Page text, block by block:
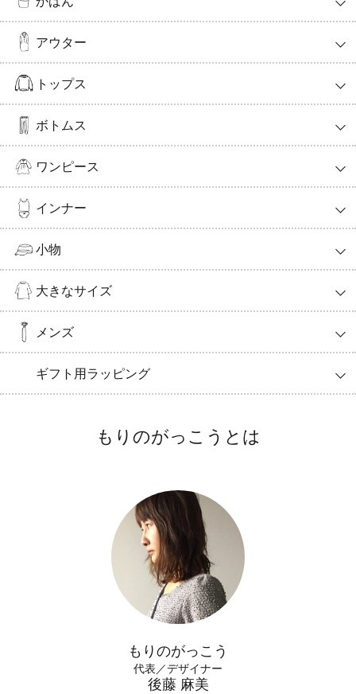
アウター
トップス
ボトムス
ワンピース
インナー
小物
大きなサイズ
メンズ
ギフト用ラッピング
もりのがっこうとは
もりのがっこう
代表／デザイナー
後藤 麻美